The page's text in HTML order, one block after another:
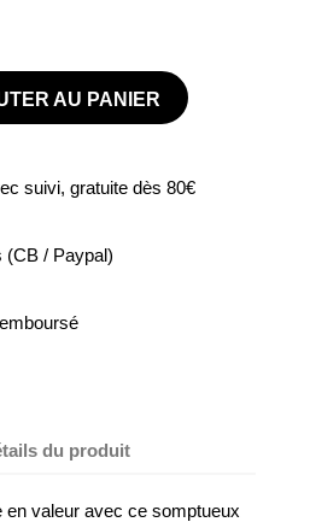
AU PANIER
suivi, gratuite dès 80€
(CB / Paypal)
du produit
en valeur avec ce somptueux